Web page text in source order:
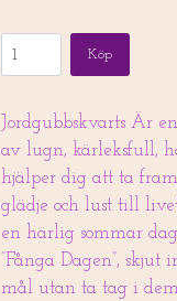
Köp
Jordgubbskvarts Är
av lugn, kärleksfull,
hjälper dig att ta
glädje och lust till
en härlig sommar
”Fånga Dagen”,
mål utan ta tag i